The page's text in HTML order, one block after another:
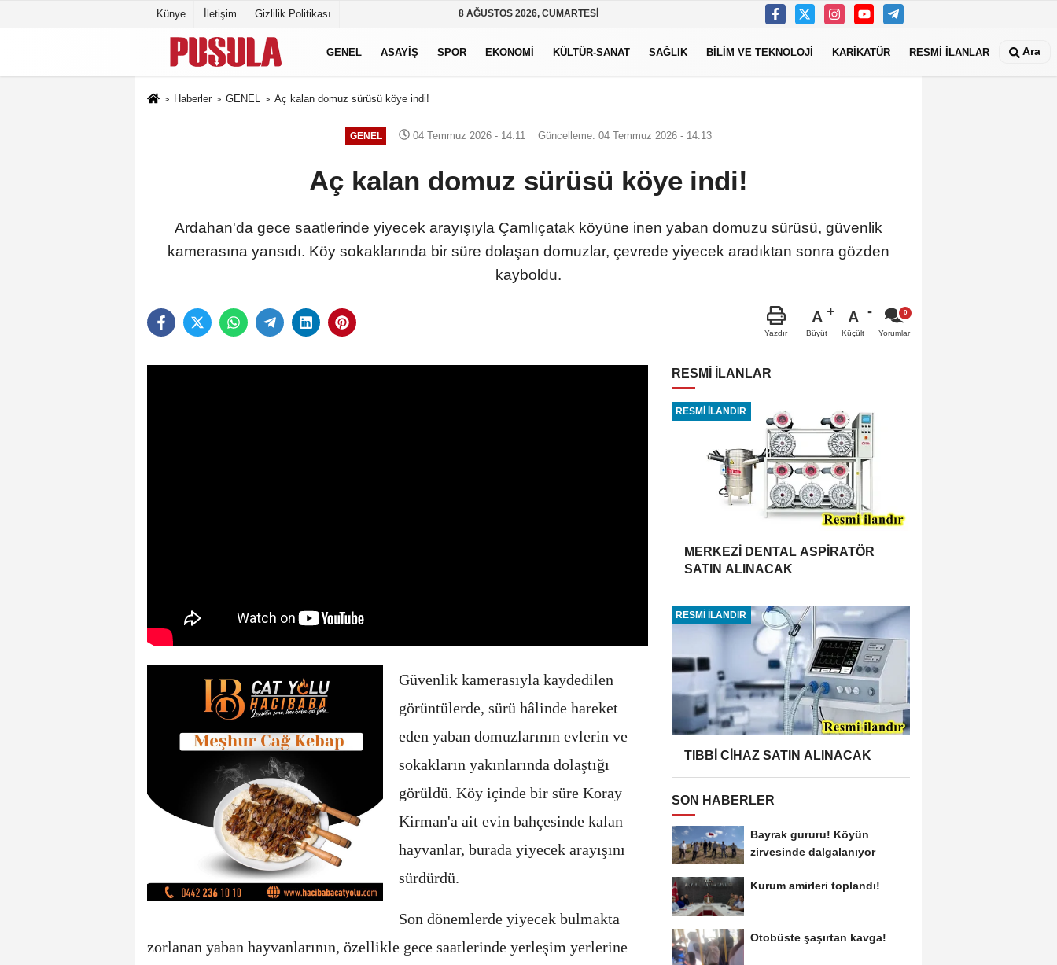
Künye İletişim Gizlilik Politikası 8 AĞUSTOS 2026, CUMARTESI
GENEL ASAYİŞ SPOR EKONOMİ KÜLTÜR-SANAT SAĞLIK BİLİM VE TEKNOLOJİ KARİKATÜR RESMİ İLANLAR Ara
Haberler GENEL Aç kalan domuz sürüsü köye indi!
GENEL 04 Temmuz 2026 - 14:11 Güncelleme: 04 Temmuz 2026 - 14:13
Aç kalan domuz sürüsü köye indi!
Ardahan'da gece saatlerinde yiyecek arayışıyla Çamlıçatak köyüne inen yaban domuzu sürüsü, güvenlik
kamerasına yansıdı. Köy sokaklarında bir süre dolaşan domuzlar, çevrede yiyecek aradıktan sonra gözden
kayboldu.
Yazdır
A
Büyüt
A
Küçült Yorumlar
Güvenlik kamerasıyla kaydedilen
görüntülerde, sürü hâlinde hareket
eden yaban domuzlarının evlerin ve
sokakların yakınlarında dolaştığı
görüldü. Köy içinde bir süre Koray
Kirman'a ait evin bahçesinde kalan
hayvanlar, burada yiyecek arayışını
sürdürdü.
Son dönemlerde yiyecek bulmakta
zorlanan yaban hayvanlarının, özellikle gece saatlerinde yerleşim yerlerine
RESMİ İLANLAR
RESMİ İLANDIR
MERKEZİ DENTAL ASPİRATÖR
SATIN ALINACAK
RESMİ İLANDIR
TIBBİ CİHAZ SATIN ALINACAK
SON HABERLER
Bayrak gururu! Köyün
zirvesinde dalgalanıyor
Kurum amirleri toplandı!
Otobüste şaşırtan kavga!